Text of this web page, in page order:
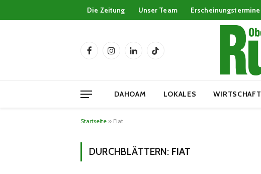
Die Zeitung Unser Team Erscheinungstermine
FacebookInstagramLinkedInTikTok
DAHOAM LOKALES WIRTSCHAFT
Startseite » Fiat
DURCHBLÄTTERN: FIAT